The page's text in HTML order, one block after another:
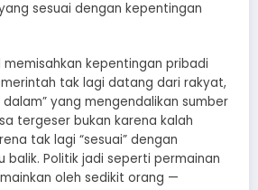
sesuai dengan kepentingan
kepentingan pribadi
tak lagi datang dari rakyat,
yang mengendalikan sumber
tergeser bukan karena kalah
tak lagi “sesuai” dengan
balik. Politik jadi seperti permainan
oleh sedikit orang —